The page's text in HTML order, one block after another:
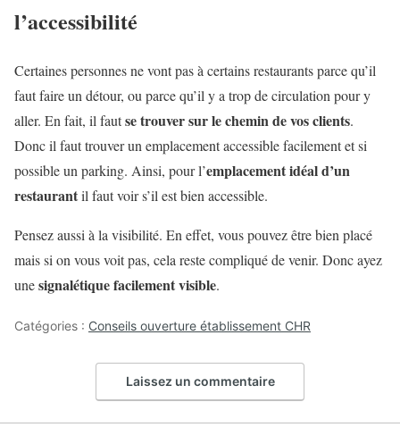
l’accessibilité
Certaines personnes ne vont pas à certains restaurants parce qu’il
faut faire un détour, ou parce qu’il y a trop de circulation pour y
aller. En fait, il fautse trouver sur le chemin de vos clients.
Donc il faut trouver un emplacement accessible facilement et si
possible un parking. Ainsi, pour l’emplacement idéal d’un
restaurantil faut voir s’il est bien accessible.
Pensez aussi à la visibilité. En effet, vous pouvez être bien placé
mais si on vous voit pas, cela reste compliqué de venir. Donc ayez
unesignalétique facilement visible.
Catégories : Conseils ouverture établissement CHR
Laissez un commentaire